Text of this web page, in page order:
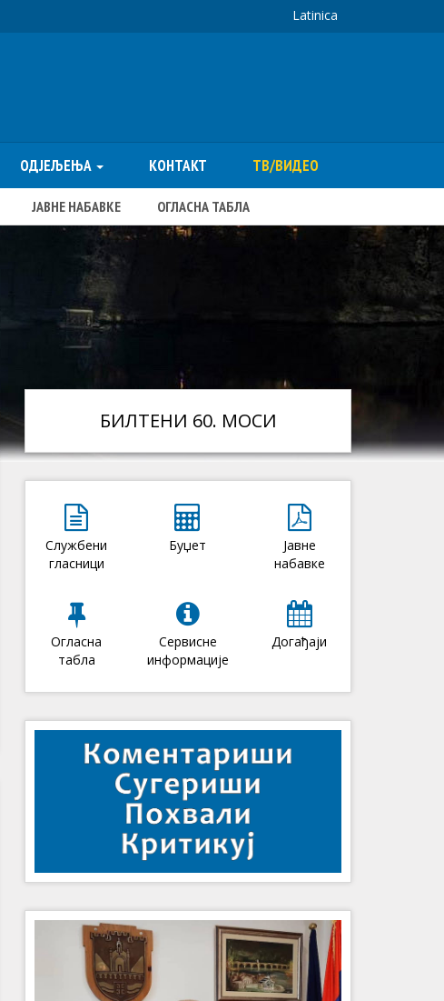
Latinica
ОДЈЕЉЕЊА КОНТАКТ ТВ/ВИДЕО
ЈАВНЕ НАБАВКЕ ОГЛАСНА ТАБЛА
БИЛТЕНИ 60. МОСИ
Службени
гласници
Буџет
Јавне
набавке
Огласна
табла
Сервисне
информације
Догађаји